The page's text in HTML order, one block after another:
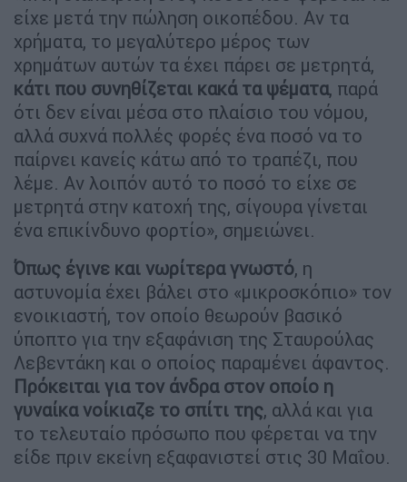
είχε μετά την πώληση οικοπέδου. Αν τα
χρήματα, το μεγαλύτερο μέρος των
χρημάτων αυτών τα έχει πάρει σε μετρητά,
κάτι που συνηθίζεται κακά τα ψέματα, παρά
ότι δεν είναι μέσα στο πλαίσιο του νόμου,
αλλά συχνά πολλές φορές ένα ποσό να το
παίρνει κανείς κάτω από το τραπέζι, που
λέμε. Αν λοιπόν αυτό το ποσό το είχε σε
μετρητά στην κατοχή της, σίγουρα γίνεται
ένα επικίνδυνο φορτίο», σημειώνει.
Όπως έγινε και νωρίτερα γνωστό, η
αστυνομία έχει βάλει στο «μικροσκόπιο» τον
ενοικιαστή, τον οποίο θεωρούν βασικό
ύποπτο για την εξαφάνιση της Σταυρούλας
Λεβεντάκη και ο οποίος παραμένει άφαντος.
Πρόκειται για τον άνδρα στον οποίο η
γυναίκα νοίκιαζε το σπίτι της, αλλά και για
το τελευταίο πρόσωπο που φέρεται να την
είδε πριν εκείνη εξαφανιστεί στις 30 Μαΐου.